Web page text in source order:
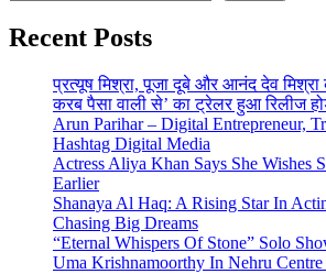
Recent Posts
प्रत्यूष मिश्रा, पूजा दूबे और आनंद देव मिश्रा
करब पैसा वाली से’ का ट्रेलर हुआ रिलीज
Arun Parihar – Digital Entrepreneur,
Hashtag Digital Media
Actress Aliya Khan Says She Wishes
Earlier
Shanaya Al Haq: A Rising Star In
Chasing Big Dreams
“Eternal Whispers Of Stone” Solo
Uma Krishnamoorthy In Nehru